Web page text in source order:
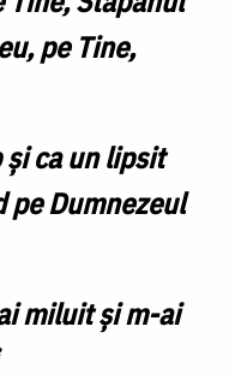
pe Tine,
şi ca un lipsit
pe Dumnezeul
miluit şi m-ai